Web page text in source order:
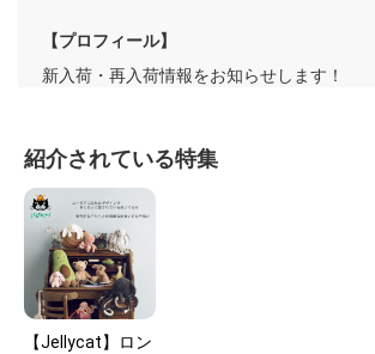
【プロフィール】
新入荷・再入荷情報をお知らせします！
紹介されている特集
【Jellycat】ロン